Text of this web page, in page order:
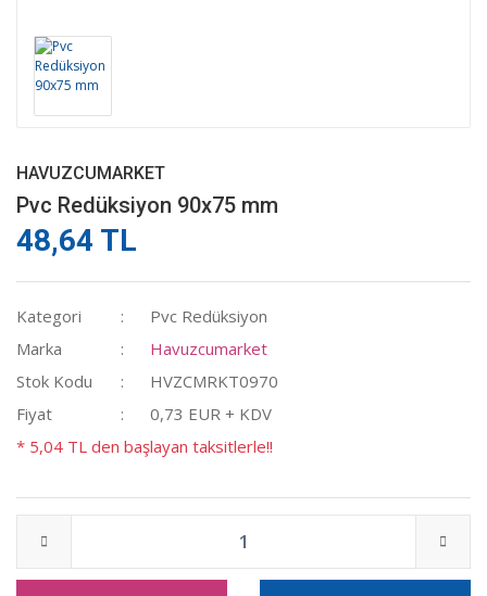
HAVUZCUMARKET
Pvc Redüksiyon 90x75 mm
48,64 TL
Kategori
Pvc Redüksiyon
Marka
Havuzcumarket
Stok Kodu
HVZCMRKT0970
Fiyat
0,73 EUR + KDV
* 5,04 TL den başlayan taksitlerle!!